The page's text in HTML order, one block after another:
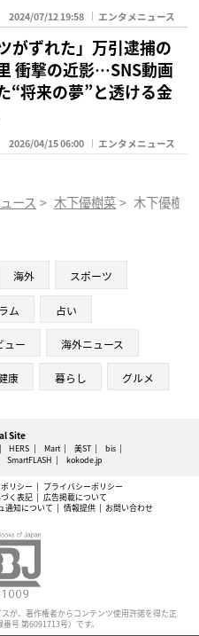
2024/07/12 19:58 エンタメニュース
がずれた」万引逮捕の
衝撃の近影…SNS動画
“将来の夢”と透ける金
2026/04/15 06:00 エンタメニュース
ース > 木下優樹菜 > 木下優樹
海外 スポーツ
ム 占い
ュー 海外ニュース
康 暮らし グルメ
Site
HERS Mart 美ST
bis
SmartFLASH kokode.jp
リシー
プライバシーポリシー
く表記
広告掲載について
通知について 情報提供 お問い合わせ
が、著作権者からコンテンツ使用許諾を得た正
号 第6091713号）です。